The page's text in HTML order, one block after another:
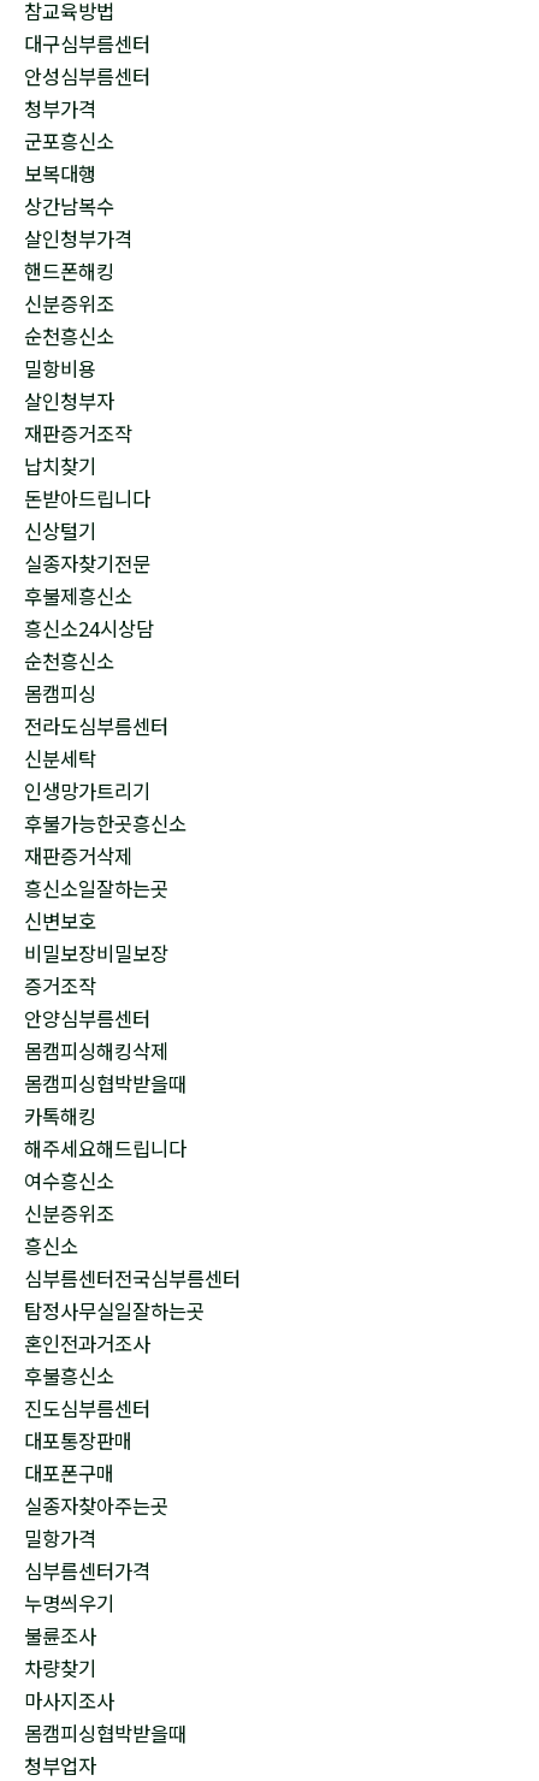
참교육방법
대구심부름센터
안성심부름센터
청부가격
군포흥신소
보복대행
상간남복수
살인청부가격
핸드폰해킹
신분증위조
순천흥신소
밀항비용
살인청부자
재판증거조작
납치찾기
돈받아드립니다
신상털기
실종자찾기전문
후불제흥신소
흥신소24시상담
순천흥신소
몸캠피싱
전라도심부름센터
신분세탁
인생망가트리기
후불가능한곳흥신소
재판증거삭제
흥신소일잘하는곳
신변보호
비밀보장비밀보장
증거조작
안양심부름센터
몸캠피싱해킹삭제
몸캠피싱협박받을때
카톡해킹
해주세요해드립니다
여수흥신소
신분증위조
흥신소
심부름센터전국심부름센터
탐정사무실일잘하는곳
혼인전과거조사
후불흥신소
진도심부름센터
대포통장판매
대포폰구매
실종자찾아주는곳
밀항가격
심부름센터가격
누명씌우기
불륜조사
차량찾기
마사지조사
몸캠피싱협박받을때
청부업자